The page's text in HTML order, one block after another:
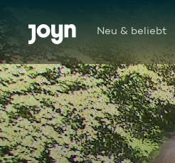
Zum Inhalt springen
Barrierefrei Neu & beliebt